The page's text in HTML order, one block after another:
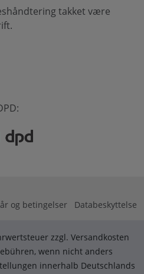
takket være
og betingelser Databeskyttelse
zzgl. Versandkosten
wenn nicht anders
innerhalb Deutschlands